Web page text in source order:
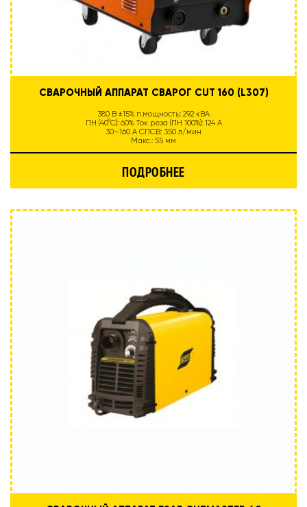
СВАРОЧНЫЙ АППАРАТ СВАРОГ CUT 160 (L307)
380 В ±15% п.мощность: 29.2 кВА
ПН (40°C): 60% Ток реза (ПН 100%): 124 А
30–160 А СПСВ: 350 л/мин
Макс.: 55 мм
ПОДРОБНЕЕ